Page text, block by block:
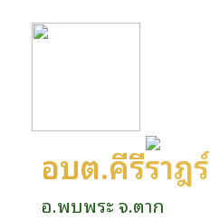
อบต.คีรีราษฎร์
อ.พบพระ จ.ตาก